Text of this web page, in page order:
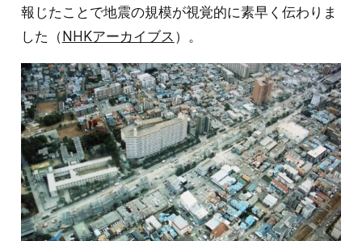
報じたことで地震の規模が視覚的に素早く伝わりま
した（NHKアーカイブス ）。